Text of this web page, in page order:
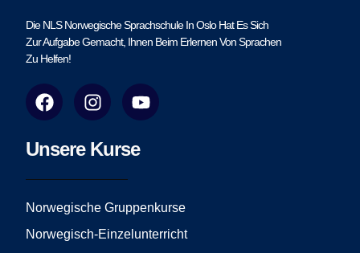
Die NLS Norwegische Sprachschule In Oslo Hat Es Sich
Zur Aufgabe Gemacht, Ihnen Beim Erlernen Von Sprachen
Zu Helfen!
F
a
e
o
o
I
n
t
g
r
m
Y
o
t
e
Unsere Kurse
Norwegische Gruppenkurse
Norwegisch-Einzelunterricht